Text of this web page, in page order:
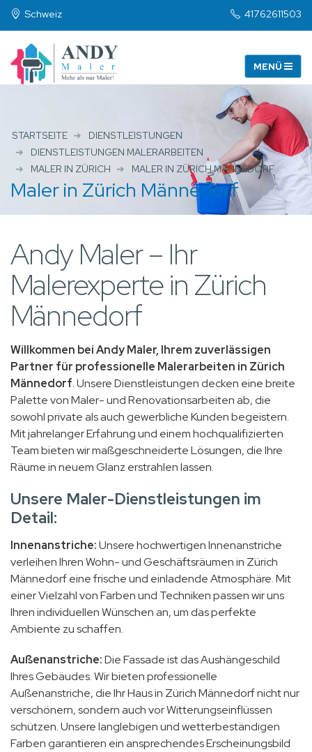
Schweiz 41762611503
STARTSEITE
DIENSTLEISTUNGEN
DIENSTLEISTUNGEN MALERARBEITEN
MALER IN ZÜRICH
MALER IN ZÜRICH MÄNNEDORF
Maler in Zürich Männedorf
Andy Maler – Ihr
Malerexperte in Zürich
Männedorf
Willkommen bei Andy Maler, Ihrem zuverlässigen
Partner für professionelle Malerarbeiten in Zürich
Männedorf. Unsere Dienstleistungen decken eine breite
Palette von Maler- und Renovationsarbeiten ab, die
sowohl private als auch gewerbliche Kunden begeistern.
Mit jahrelanger Erfahrung und einem hochqualifizierten
Team bieten wir maßgeschneiderte Lösungen, die Ihre
Räume in neuem Glanz erstrahlen lassen.
Unsere Maler-Dienstleistungen im
Detail:
Innenanstriche:Unsere hochwertigen Innenanstriche
verleihen Ihren Wohn- und Geschäftsräumen in Zürich
Männedorf eine frische und einladende Atmosphäre. Mit
einer Vielzahl von Farben und Techniken passen wir uns
Ihren individuellen Wünschen an, um das perfekte
Ambiente zu schaffen.
Außenanstriche:Die Fassade ist das Aushängeschild
Ihres Gebäudes. Wir bieten professionelle
Außenanstriche, die Ihr Haus in Zürich Männedorf nicht nur
verschönern, sondern auch vor Witterungseinflüssen
schützen. Unsere langlebigen und wetterbeständigen
Farben garantieren ein ansprechendes Erscheinungsbild